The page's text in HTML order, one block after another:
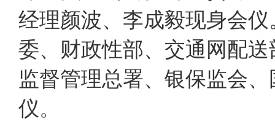
经理颜波、李成毅现身会
委、财政性部、交通网配
监督管理总署、银保监会
仪。